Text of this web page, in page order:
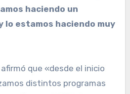
haciendo un
lo estamos haciendo muy
que «desde el inicio
distintos programas